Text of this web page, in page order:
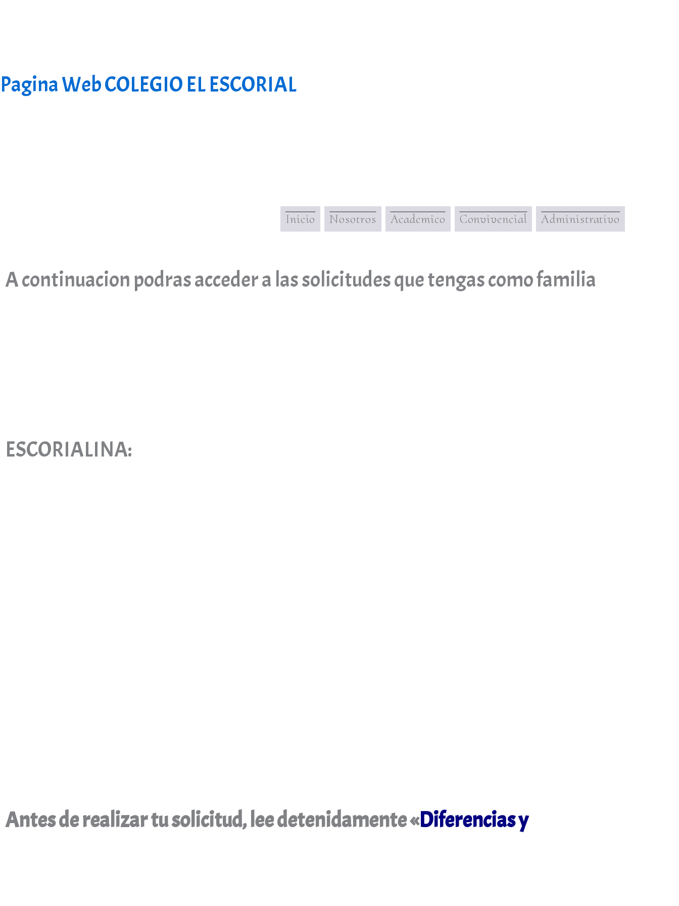
Pagina Web COLEGIO EL ESCORIAL
Inicio Nosotros Academico Convivencial Administrativo
A continuacion podras acceder a las solicitudes que tengas como familia
ESCORIALINA:
Antes de realizar tu solicitud, lee detenidamente «Diferencias y